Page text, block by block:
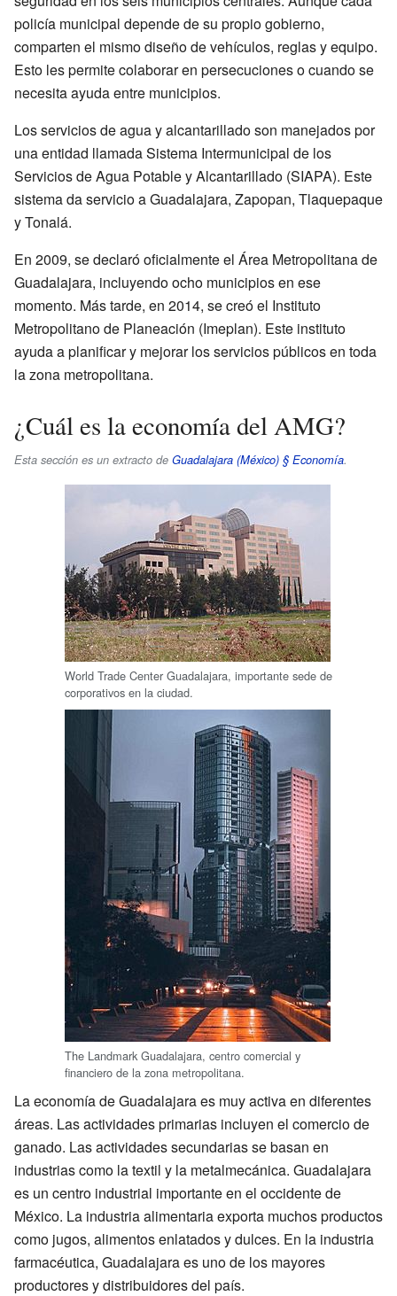
policía municipal depende de su propio gobierno,
comparten el mismo diseño de vehículos, reglas y equipo.
Esto les permite colaborar en persecuciones o cuando se
necesita ayuda entre municipios.
Los servicios de agua y alcantarillado son manejados por
una entidad llamada Sistema Intermunicipal de los
Servicios de Agua Potable y Alcantarillado (SIAPA). Este
sistema da servicio a Guadalajara, Zapopan, Tlaquepaque
y Tonalá.
En 2009, se declaró oficialmente el Área Metropolitana de
Guadalajara, incluyendo ocho municipios en ese
momento. Más tarde, en 2014, se creó el Instituto
Metropolitano de Planeación (Imeplan). Este instituto
ayuda a planificar y mejorar los servicios públicos en toda
la zona metropolitana.
¿Cuál es la economía del AMG?
Esta sección es un extracto de Guadalajara (México) § Economía.
World Trade Center Guadalajara, importante sede de
corporativos en la ciudad.
The Landmark Guadalajara, centro comercial y
financiero de la zona metropolitana.
La economía de Guadalajara es muy activa en diferentes
áreas. Las actividades primarias incluyen el comercio de
ganado. Las actividades secundarias se basan en
industrias como la textil y la metalmecánica. Guadalajara
es un centro industrial importante en el occidente de
México. La industria alimentaria exporta muchos productos
como jugos, alimentos enlatados y dulces. En la industria
farmacéutica, Guadalajara es uno de los mayores
productores y distribuidores del país.